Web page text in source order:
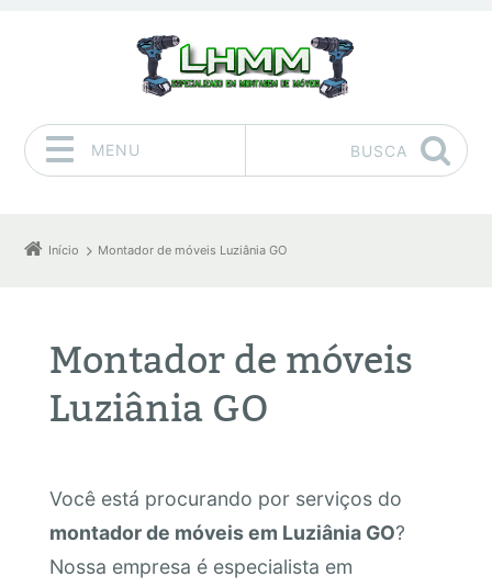
MENU BUSCA
Início Montador de móveis Luziânia GO
Montador de móveis
Luziânia GO
Você está procurando por serviços do
montador de móveis em Luziânia GO?
Nossa empresa é especialista em